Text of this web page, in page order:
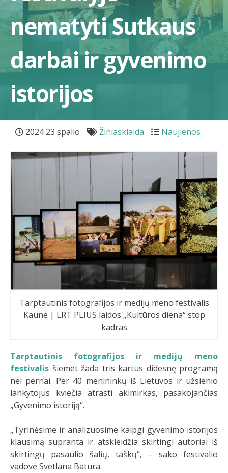
nematyti Sutkaus
darbai ir gyvenimo
istorijos
2024 23 spalio Žiniasklaida Naujienos
Tarptautinis fotografijos ir medijų meno festivalis
Kaune | LRT PLIUS laidos „Kultūros diena“ stop
kadras
Tarptautinis fotografijos ir medijų meno
festivalis šiemet žada tris kartus didesnę programą
nei pernai. Per 40 menininkų iš Lietuvos ir užsienio
lankytojus kviečia atrasti akimirkas, pasakojančias
„Gyvenimo istoriją“.
„Tyrinėsime ir analizuosime kaipgi gyvenimo istorijos
klausimą supranta ir atskleidžia skirtingi autoriai iš
skirtingų pasaulio šalių, taškų“, – sako festivalio
vadovė Svetlana Batura.